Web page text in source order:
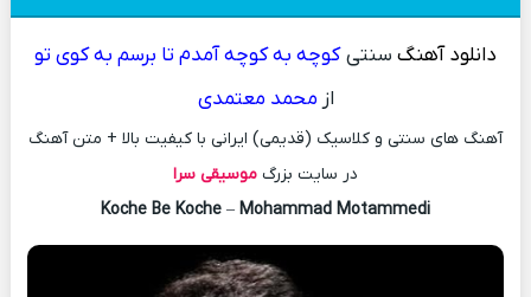
دانلود آهنگ سنتی کوچه به کوچه آمدم تا برسم به کوی تو
از محمد معتمدی
آهنگ های سنتی و کلاسیک (قدیمی) ایرانی با کیفیت بالا + متن آهنگ
در سایت بزرگ موسیقی سرا
Koche Be Koche – Mohammad Motammedi